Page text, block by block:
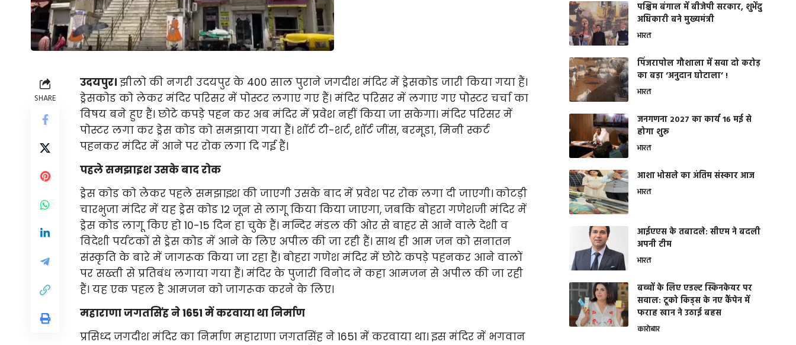
SHARE
उदयपुर।झीलो की नगरी उदयपुर के 400 साल पुराने जगदीश मंदिर में ड्रेसकोड जारी किया गया हैं।
ड्रेसकोड को लेकर मंदिर परिसर में पोस्टर लगाए गए हैं। मंदिर परिसर में लगाए गए पोस्टर चर्चा का
विषय बने हुए हैं। छोटे कपड़े पहन कर अब मंदिर में प्रवेश नहीं किया जा सकेगा। मंदिर परिसर में
पोस्टर लगा कर ड्रेस कोड को समझाया गया हैं। शॉर्ट टी-शर्ट, शॉर्ट जींस,बरमूडा,मिनी स्कर्ट
पहनकरमंदिर में आने पर रोकलगा दि गई हैं।
पहले समझाइश उसके बाद रोक
ड्रेस कोड को लेकरपहले समझाइश की जाएगी उसके बाद में प्रवेश पर रोक लगा दी जाएगी।कोटड़ी
चारभुजा मंदिर मेंयह ड्रेस कोड12जून से लागू कियाकिया जाएगा, जबकि बोहरा गणेशजी मंदिर में
ड्रेस कोड लागू किए हो10-15दिनहा चुके हैं। मन्दिर मंडल की ओर से बाहर से आने वाले देशी व
विदेशी पर्यटकों से ड्रेस कोड में आने के लिए अपील की जा रही हैं। साथ ही आम जन को सनातन
संस्कृति के बारे में जागरूक किया जा रहा हैं। बोहरा गणेश मंदिर में छोटे कपड़े पहनकर आने वालों
पर सख्ती से प्रतिबंध लगाया गया हैं। मंदिर के पुजारी विनोद ने कहा आमजन से अपील की जा रही
हैं। यह एक पहल है आमजन को जागरूक करने के लिए।
महाराणा जगतसिंह ने 1651 में करवाया था निर्माण
प्रसिध्द जगदीश मंदिर का निर्माण महाराणा जगतसिंह ने 1651 में करवाया था। इस मंदिर में भगवान
पश्चिम बंगाल में बीजेपी सरकार, शुभेंदु
अधिकारी बने मुख्यमंत्री
भारत
​पिंजरापोल गौशाला में सवा दो करोड़
का बड़ा ‘अनुदान घोटाला’ !
भारत
जनगणना 2027 का कार्य 16 मई से
होगा शुरू
भारत
आशा भोसले का अंतिम संस्कार आज
भारत
आईएएस के तबादले: सीएम ने बदली
अपनी टीम
भारत
बच्चों के लिए एडल्ट स्किनकेयर पर
सवाल: टूको किड्स के नए कैंपेन में
फराह खान ने उठाई बहस
कारोबार